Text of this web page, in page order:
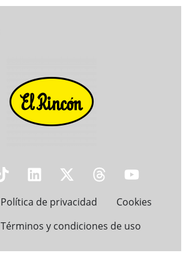
Política de privacidad
Cookies
Términos y condiciones de uso